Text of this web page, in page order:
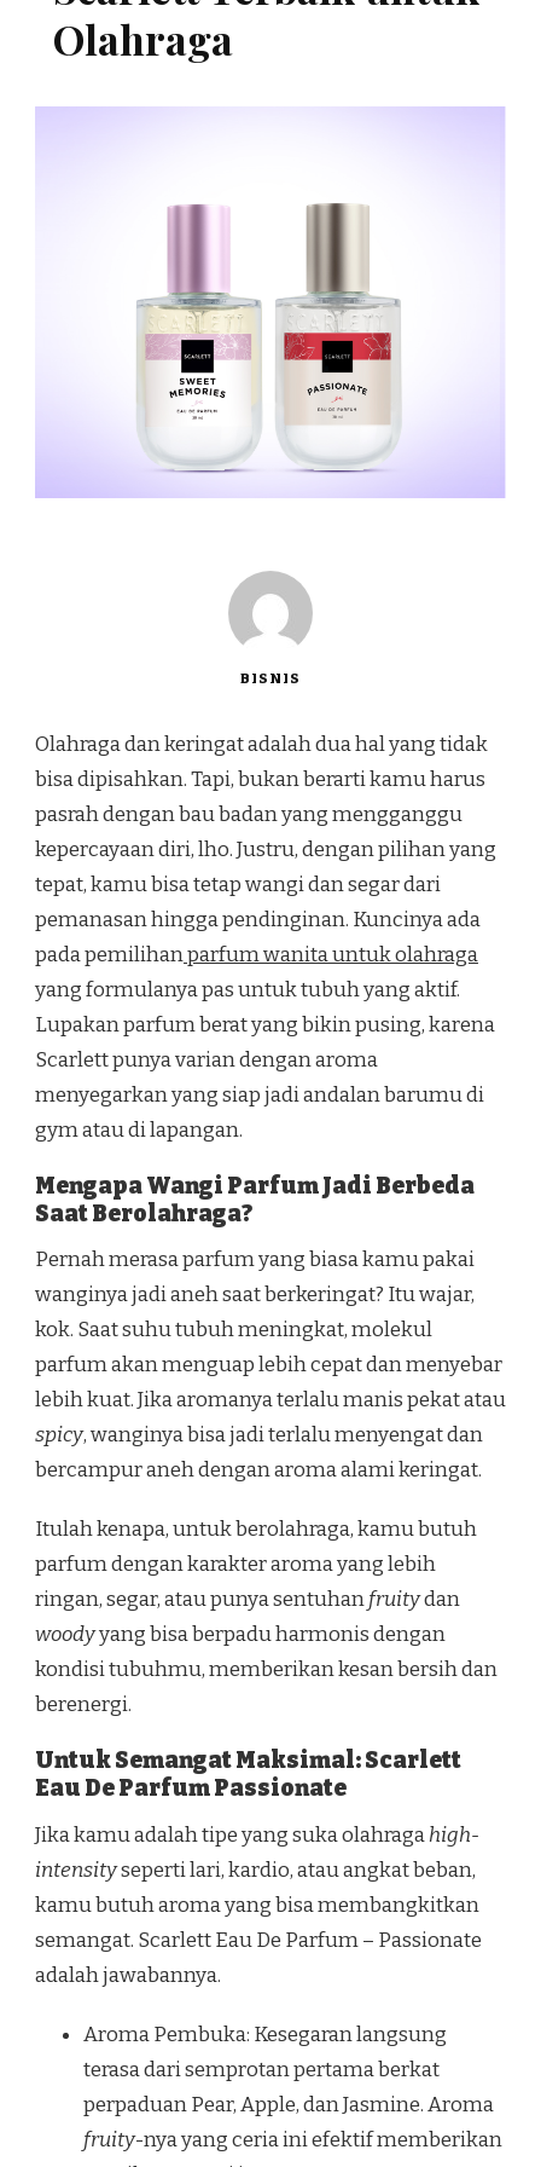
Olahraga
BISNIS
Olahraga dan keringat adalah dua hal yang tidak
bisa dipisahkan. Tapi, bukan berarti kamu harus
pasrah dengan bau badan yang mengganggu
kepercayaan diri, lho. Justru, dengan pilihan yang
tepat, kamu bisa tetap wangi dan segar dari
pemanasan hingga pendinginan. Kuncinya ada
pada pemilihanparfum wanita untuk olahraga
yang formulanya pas untuk tubuh yang aktif.
Lupakan parfum berat yang bikin pusing, karena
Scarlett punya varian dengan aroma
menyegarkan yang siap jadi andalan barumu di
gym atau di lapangan.
Mengapa Wangi Parfum Jadi Berbeda
Saat Berolahraga?
Pernah merasa parfum yang biasa kamu pakai
wanginya jadi aneh saat berkeringat? Itu wajar,
kok. Saat suhu tubuh meningkat, molekul
parfum akan menguap lebih cepat dan menyebar
lebih kuat. Jika aromanya terlalu manis pekat atau
spicy, wanginya bisa jadi terlalu menyengat dan
bercampur aneh dengan aroma alami keringat.
Itulah kenapa, untuk berolahraga, kamu butuh
parfum dengan karakter aroma yang lebih
ringan, segar, atau punya sentuhanfruitydan
woodyyang bisa berpadu harmonis dengan
kondisi tubuhmu, memberikan kesan bersih dan
berenergi.
Untuk Semangat Maksimal: Scarlett
Eau De Parfum Passionate
Jika kamu adalah tipe yang suka olahragahigh-
intensityseperti lari, kardio, atau angkat beban,
kamu butuh aroma yang bisa membangkitkan
semangat. Scarlett Eau De Parfum – Passionate
adalah jawabannya.
Aroma Pembuka: Kesegaran langsung
terasa dari semprotan pertama berkat
perpaduan Pear, Apple, dan Jasmine. Aroma
fruity-nya yang ceria ini efektif memberikan